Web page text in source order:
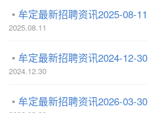
牟定最新招聘资讯2025-08-11
2025.08.11
牟定最新招聘资讯2024-12-30
2024.12.30
牟定最新招聘资讯2026-03-30